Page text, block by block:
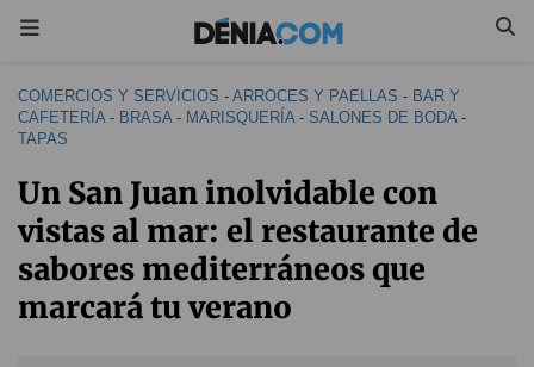
COMERCIOS Y SERVICIOS - ARROCES Y PAELLAS - BAR Y
CAFETERÍA- BRASA- MARISQUERÍA- SALONES DE BODA-
TAPAS
Un San Juan inolvidable con
vistas al mar: el restaurante de
sabores mediterráneos que
marcará tu verano